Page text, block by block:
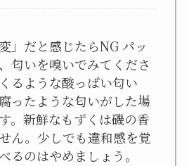
」だと感じたらNG パッ
匂いを嗅いでみてくださ
るような酸っぱい匂い
ったような匂いがした場
。新鮮なもずくは磯の香
ん。少しでも違和感を覚
るのはやめましょう。